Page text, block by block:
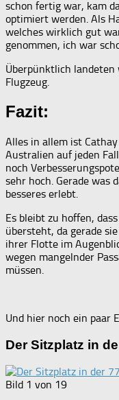
schon fertig war, kam
optimiert werden. Als
welches wirklich gut
genommen, ich war
Überpünktlich landeten
Flugzeug.
Fazit:
Alles in allem ist
Australien auf jeden
noch
sehr hoch. Gerade was
besseres erlebt.
Es bleibt zu hoffen,
übersteht, da gerade
ihrer Flotte im
wegen mangelnder
müssen.
Und hier noch ein paar
Der Sitzplatz in
Bild 1 von 19